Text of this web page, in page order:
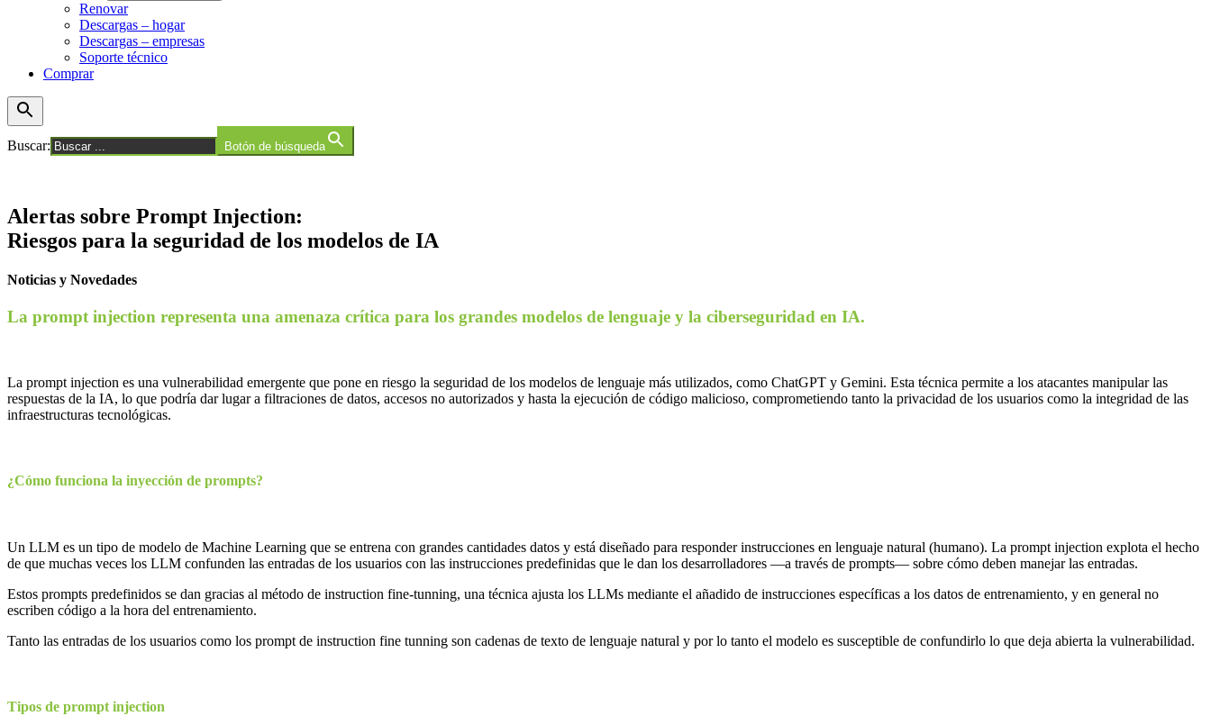
Renovar
Descargas – hogar
Descargas – empresas
Soporte técnico
Comprar
Buscar: Botón de búsqueda
Alertas sobre Prompt Injection:
Riesgos para la seguridad de los modelos de IA
Noticias y Novedades
La prompt injection representa una amenaza crítica para los grandes modelos de lenguaje y la ciberseguridad en IA.
La prompt injection es una vulnerabilidad emergente que pone en riesgo la seguridad de los modelos de lenguaje más utilizados, como ChatGPT y Gemini. Esta técnica permite a los atacantes manipular las
respuestas de la IA, lo que podría dar lugar a filtraciones de datos, accesos no autorizados y hasta la ejecución de código malicioso, comprometiendo tanto la privacidad de los usuarios como la integridad de las
infraestructuras tecnológicas.
¿Cómo funciona la inyección de prompts?
Un LLM es un tipo de modelo de Machine Learning que se entrena con grandes cantidades datos y está diseñado para responder instrucciones en lenguaje natural (humano). La prompt injection explota el hecho
de que muchas veces los LLM confunden las entradas de los usuarios con las instrucciones predefinidas que le dan los desarrolladores —a través de prompts— sobre cómo deben manejar las entradas.
Estos prompts predefinidos se dan gracias al método de instruction fine-tunning, una técnica ajusta los LLMs mediante el añadido de instrucciones específicas a los datos de entrenamiento, y en general no
escriben código a la hora del entrenamiento.
Tanto las entradas de los usuarios como los prompt de instruction fine tunning son cadenas de texto de lenguaje natural y por lo tanto el modelo es susceptible de confundirlo lo que deja abierta la vulnerabilidad.
Tipos de prompt injection